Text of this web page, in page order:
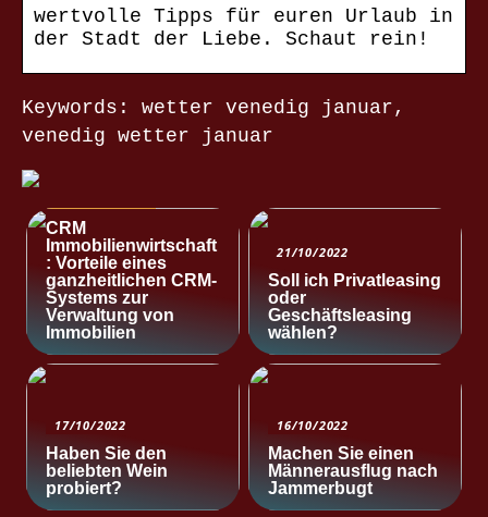
wertvolle Tipps für euren Urlaub in
der Stadt der Liebe. Schaut rein!
Keywords: wetter venedig januar,
venedig wetter januar
CRM
Immobilienwirtschaft
: Vorteile eines
ganzheitlichen CRM-
Systems zur
Verwaltung von
Immobilien
21/10/2022
Soll ich Privatleasing
oder
Geschäftsleasing
wählen?
17/10/2022
Haben Sie den
beliebten Wein
probiert?
16/10/2022
Machen Sie einen
Männerausflug nach
Jammerbugt